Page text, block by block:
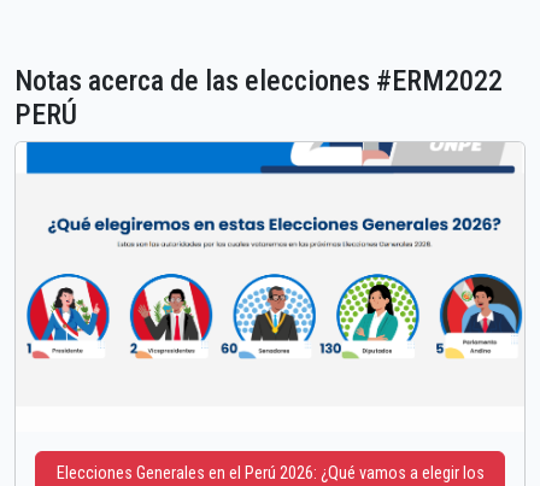
Notas acerca de las elecciones #ERM2022
PERÚ
Elecciones Generales en el Perú 2026: ¿Qué vamos a elegir los